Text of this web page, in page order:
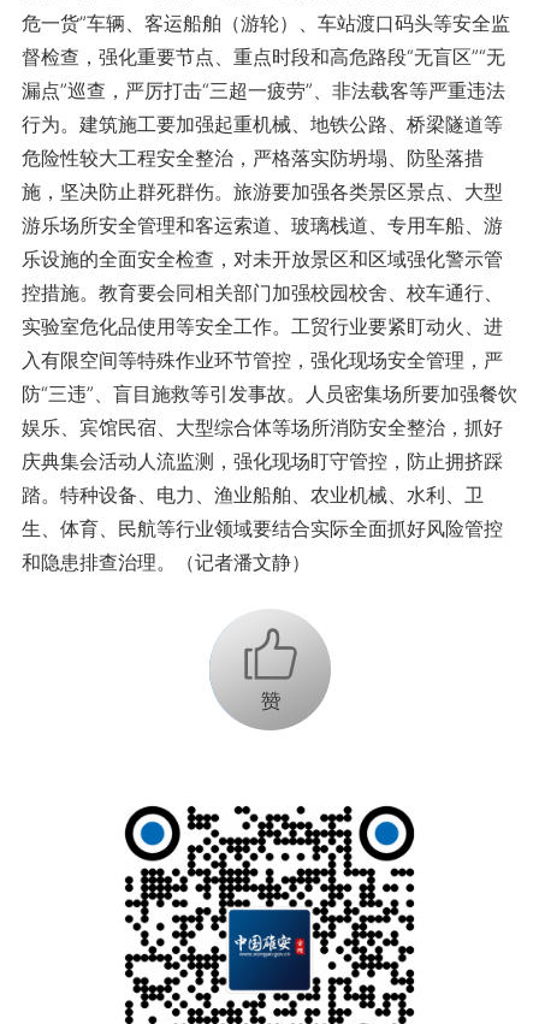
危一货”车辆、客运船舶（游轮）、车站渡口码头等安全监
督检查，强化重要节点、重点时段和高危路段“无盲区”“无
漏点”巡查，严厉打击“三超一疲劳”、非法载客等严重违法
行为。建筑施工要加强起重机械、地铁公路、桥梁隧道等
危险性较大工程安全整治，严格落实防坍塌、防坠落措
施，坚决防止群死群伤。旅游要加强各类景区景点、大型
游乐场所安全管理和客运索道、玻璃栈道、专用车船、游
乐设施的全面安全检查，对未开放景区和区域强化警示管
控措施。教育要会同相关部门加强校园校舍、校车通行、
实验室危化品使用等安全工作。工贸行业要紧盯动火、进
入有限空间等特殊作业环节管控，强化现场安全管理，严
防“三违”、盲目施救等引发事故。人员密集场所要加强餐饮
娱乐、宾馆民宿、大型综合体等场所消防安全整治，抓好
庆典集会活动人流监测，强化现场盯守管控，防止拥挤踩
踏。特种设备、电力、渔业船舶、农业机械、水利、卫
生、体育、民航等行业领域要结合实际全面抓好风险管控
和隐患排查治理。（记者潘文静）
+1